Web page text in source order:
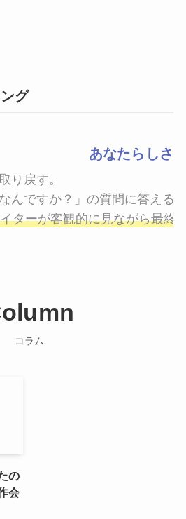
グ
あなたらしさ
り戻す。
んですか？」の質問に答える
ターが客観的に見ながら最終
コラム
の
会